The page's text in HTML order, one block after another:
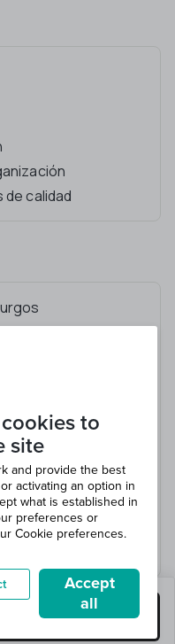
calidad
este trabajo
to
site
and provide the best
activating an option in
what is established in
preferences or
Cookie preferences.
Accept
all